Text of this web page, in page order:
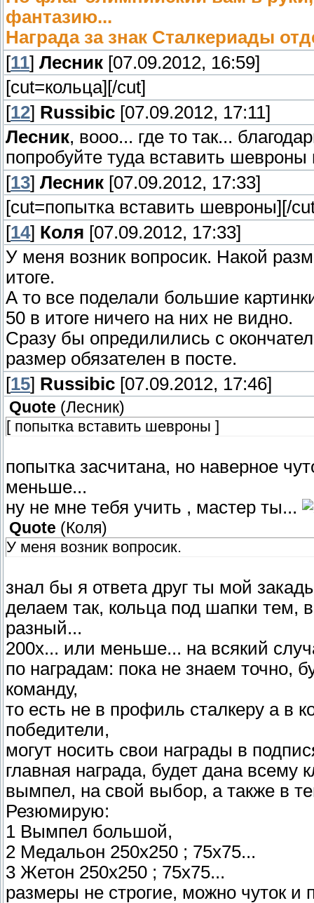
фантазию...
Награда за знак Сталкериады
[11] Лесник [07.09.2012, 16:59]
[cut=кольца] [/cut]
[12] Russibic [07.09.2012, 17:11]
Лесник, вооо... где то так...
попробуйте туда вставить шевроны
[13] Лесник [07.09.2012, 17:33]
[cut=попытка вставить шевроны] [/
[14] Коля [07.09.2012, 17:33]
У меня возник вопросик. Накой
итоге.
А то все поделали большие
50 в итоге ничего на них не видно.
Сразу бы опредилились с
размер обязателен в посте.
[15] Russibic [07.09.2012, 17:46]
Quote (Лесник)
[ попытка вставить шевроны ]
попытка засчитана, но наверное
меньше...
ну не мне тебя учить , мастер ты...
Quote (Коля)
У меня возник вопросик.
знал бы я ответа друг ты мой
делаем так, кольца под шапки тем,
разный...
200х... или меньше... на всякий
по наградам: пока не знаем точно,
команду,
то есть не в профиль сталкеру а в
победители,
могут носить свои награды в
главная награда, будет дана всему
вымпел, на свой выбор, а также в
Резюмирую:
1 Вымпел большой,
2 Медальон 250х250 ; 75х75...
3 Жетон 250х250 ; 75х75...
размеры не строгие, можно чуток и